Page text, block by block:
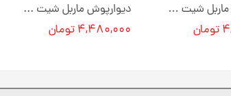
دیوارپوش ماربل شیت کد AZ1450-A [انبار تهران]
۴,۴۸۰,۰۰۰ تومان
دیوارپوش ماربل شیت کد AZ1450-B [انبار تهران]